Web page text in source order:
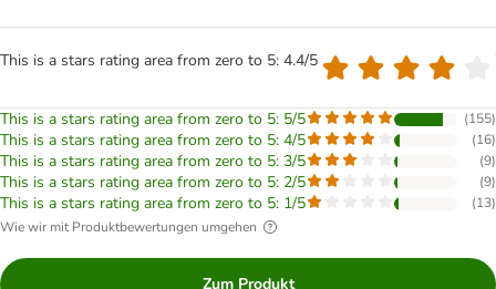
This is a stars rating area from zero to 5: 4.4/5
This is a stars rating area from zero to 5: 5/5 (155)
This is a stars rating area from zero to 5: 4/5 (16)
This is a stars rating area from zero to 5: 3/5 (9)
This is a stars rating area from zero to 5: 2/5 (9)
This is a stars rating area from zero to 5: 1/5 (13)
Wie wir mit Produktbewertungen umgehen
Zum Produkt